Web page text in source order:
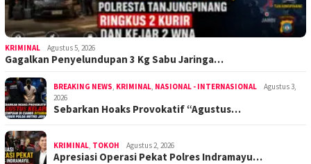
KRIMINAL Agustus 5, 2026
Gagalkan Penyelundupan 3 Kg Sabu Jaringa…
BREAKING NEWS KRIMINAL NASIONAL - INTERNASIONAL
Agustus 3,
2026
Sebarkan Hoaks Provokatif “Agustus…
KRIMINAL TOKOH Agustus 2, 2026
Apresiasi Operasi Pekat Polres Indramayu…